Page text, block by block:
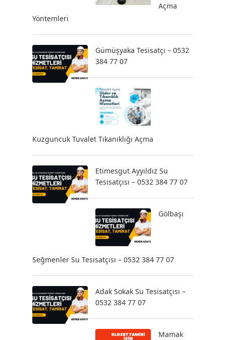
Açma
Yöntemleri
Gümüşyaka Tesisatçı – 0532
384 77 07
Kuzguncuk Tuvalet Tıkanıklığı Açma
Etimesgut Ayyıldız Su
Tesisatçısı – 0532 384 77 07
Gölbaşı
Seğmenler Su Tesisatçısı – 0532 384 77 07
Adak Sokak Su Tesisatçısı –
0532 384 77 07
Mamak